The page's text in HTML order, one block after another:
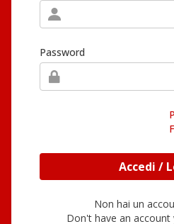
Password
Non hai un
Don't have an account